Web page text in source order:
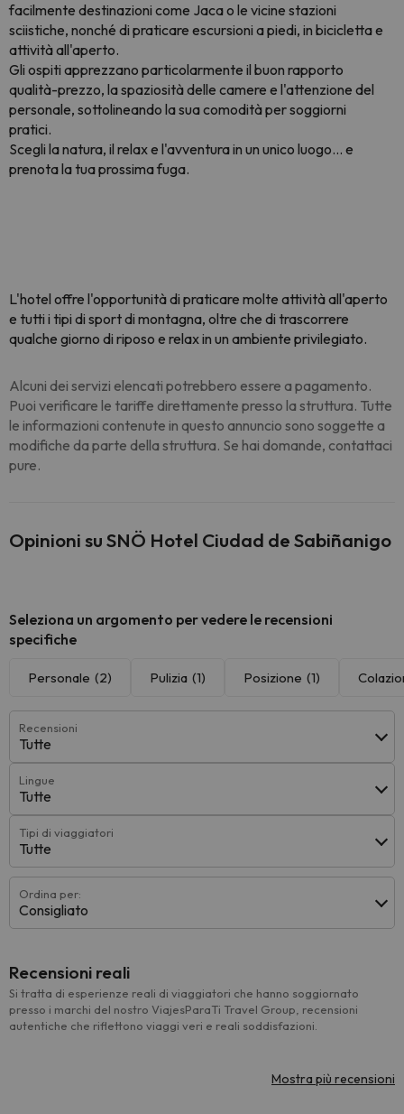
facilmente destinazioni come Jacao le vicine stazioni
sciistiche, nonché di praticare escursioni a piedi, in bicicletta e
attività all'aperto.
Gli ospiti apprezzano particolarmente il buon rapporto
qualità-prezzo, la spaziosità delle camere e l'attenzione del
personale, sottolineando la sua comodità per soggiorni
pratici.
Scegli la natura, il relax e l'avventura in un unico luogo... e
prenota la tua prossima fuga.
L'hotel offre l'opportunità di praticare molte attività all'aperto
e tutti i tipi di sport di montagna, oltre che di trascorrere
qualche giorno di riposo e relax in un ambiente privilegiato.
Alcuni dei servizi elencati potrebbero essere a pagamento.
Puoi verificare le tariffe direttamente presso la struttura. Tutte
le informazioni contenute in questo annuncio sono soggette a
modifiche da parte della struttura. Se hai domande, contattaci
pure.
Opinioni su SNÖ Hotel Ciudad de Sabiñanigo
Seleziona un argomento per vedere le recensioni
specifiche
Personale (2) Pulizia (1) Posizione (1)
Recensioni
Tutte
Lingue
Tutte
Tipi di viaggiatori
Tutte
Ordina per:
Consigliato
Recensioni reali
Si tratta di esperienze reali di viaggiatori che hanno soggiornato
presso i marchi del nostro ViajesParaTi Travel Group, recensioni
autentiche che riflettono viaggi veri e reali soddisfazioni.
Mostra più recensioni